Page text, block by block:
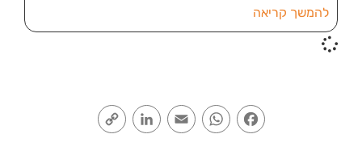
להמשך קריאה
Facebook
WhatsApp
Email
LinkedIn